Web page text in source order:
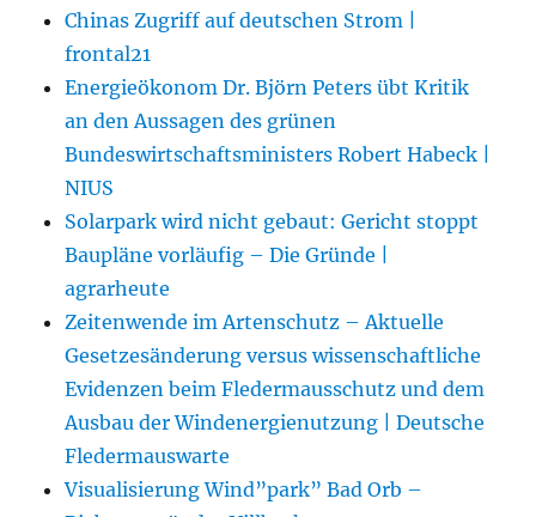
Chinas Zugriff auf deutschen Strom |
frontal21
Energieökonom Dr. Björn Peters übt Kritik
an den Aussagen des grünen
Bundeswirtschaftsministers Robert Habeck |
NIUS
Solarpark wird nicht gebaut: Gericht stoppt
Baupläne vorläufig – Die Gründe |
agrarheute
Zeitenwende im Artenschutz – Aktuelle
Gesetzesänderung versus wissenschaftliche
Evidenzen beim Fledermausschutz und dem
Ausbau der Windenergienutzung | Deutsche
Fledermauswarte
Visualisierung Wind”park” Bad Orb –